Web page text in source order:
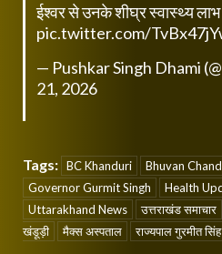
ईश्वर से उनके शीघ्र स्वास्थ्य लाभ
pic.twitter.com/
— Pushkar Singh Dhami
21, 2026
Tags: BC Khanduri Bhuvan
Governor Gurmit Singh
Health
Uttarakhand News
उत्तराखंड समाचार
खंडूड़ी
मैक्स अस्पताल राज्यपाल गुरमीत सिंह